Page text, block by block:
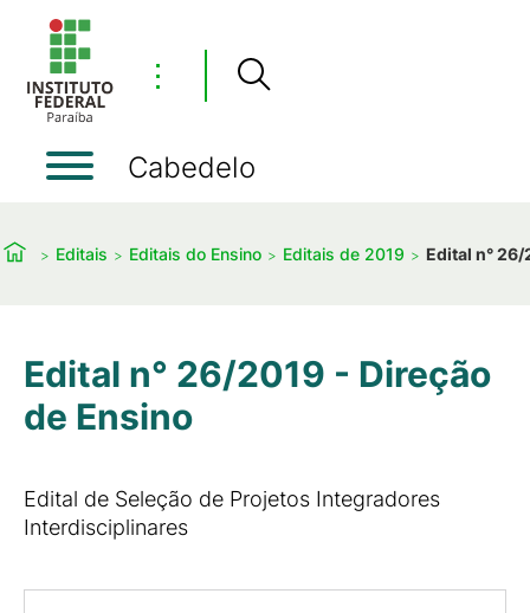
⋮
Cabedelo
Editais Editais do Ensino Editais de 2019 Edital n°
Edital n° 26/2019 - Direção
de Ensino
Edital de Seleção de Projetos Integradores
Interdisciplinares